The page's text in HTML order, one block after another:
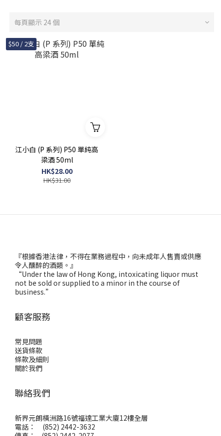
每頁顯示 24 個
$50 / 2支
江小白 (P 系列) P50 單純高
梁酒 50ml
HK$28.00
HK$31.00
『根據香港法律，不得在業務過程中，向未成年人售賣或供應
令人醺醉的酒類。』
“Under the law of Hong Kong, intoxicating liquor must
not be sold or supplied to a minor in the course of
business.”
顧客服務
常見問題
送貨條款
條款及細則
關於我們
聯絡我們
新界元朗橫洲路16號福達工業大廈12樓全層
電話： (852) 2442-3632